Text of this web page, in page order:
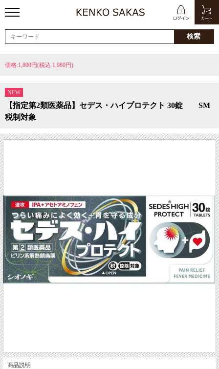
価格:1,800円(税込 1,980円)
NEW
【指定第2類医薬品】セデス・ハイプロテクト 30錠 SM
税制対象
商品説明